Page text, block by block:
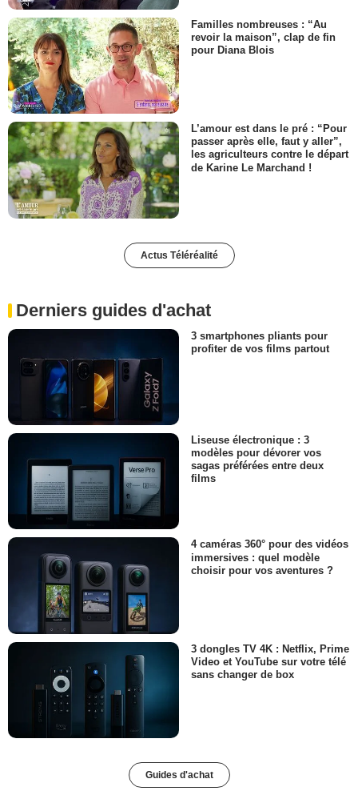
Familles nombreuses : “Au
revoir la maison”, clap de fin
pour Diana Blois
L’amour est dans le pré : “Pour
passer après elle, faut y aller”,
les agriculteurs contre le départ
de Karine Le Marchand !
Actus Téléréalité
Derniers guides d'achat
3 smartphones pliants pour
profiter de vos films partout
Liseuse électronique : 3
modèles pour dévorer vos
sagas préférées entre deux
films
4 caméras 360° pour des vidéos
immersives : quel modèle
choisir pour vos aventures ?
3 dongles TV 4K : Netflix, Prime
Video et YouTube sur votre télé
sans changer de box
Guides d'achat